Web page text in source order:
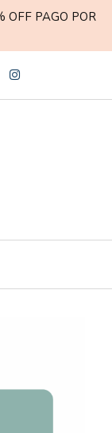
OFF PAGO POR